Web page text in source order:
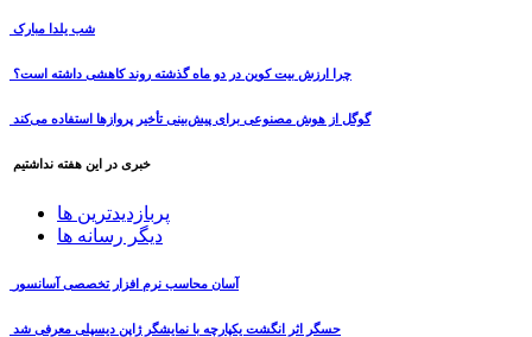
شب یلدا مبارک
چرا ارزش بیت کوین در دو ماه گذشته روند کاهشی داشته است؟
گوگل از هوش مصنوعی برای پیش‌بینی تأخیر پروازها استفاده می‌کند
خبری در این هفته نداشتیم
پربازدیدترین ها
دیگر رسانه ها
آسان محاسب نرم افزار تخصصی آسانسور
حسگر اثر انگشت یکپارچه با نمایشگر ژاپن دیسپلی معرفی شد